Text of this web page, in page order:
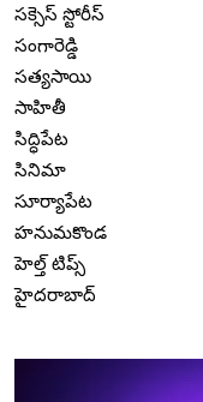
సక్సెస్ స్టోరీస్
సంగారెడ్డి
సత్యసాయి
సాహితీ
సిద్ధిపేట
సినిమా
సూర్యాపేట
హనుమకొండ
హెల్త్ టిప్స్
హైదరాబాద్